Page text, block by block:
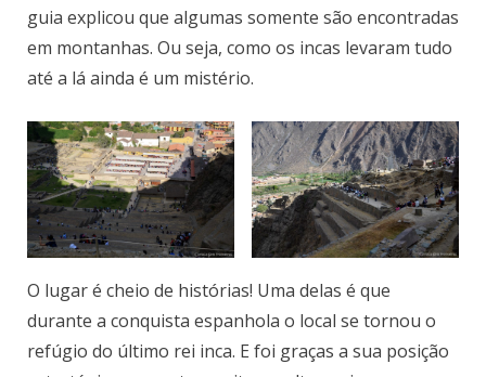
guia explicou que algumas somente são encontradas
em montanhas. Ou seja, como os incas levaram tudo
até a lá ainda é um mistério.
O lugar é cheio de histórias! Uma delas é que
durante a conquista espanhola o local se tornou o
refúgio do último rei inca. E foi graças a sua posição